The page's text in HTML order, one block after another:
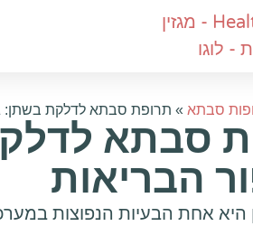
סבתא » תרופת סבתא לדלקת בשתן:
סבתא
הבריאות
אחת הבעיות הנפוצות